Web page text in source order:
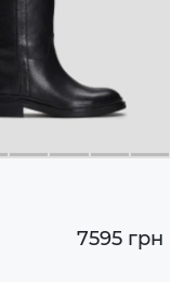
7595 грн